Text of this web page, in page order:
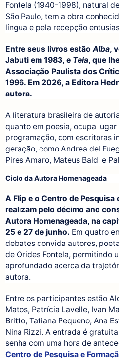
Fontela (1940-1998), natural
São Paulo, tem a obra
língua e pela recepção
Entre seus livros estãoAlba,
Jabuti em 1983, e Teia, que
Associação Paulista dos
1996. Em 2026, a Editora
autora.
A literatura brasileira de
quanto em poesia, ocupa
programação, com escritoras
geração, como Andrea del
Pires Amaro, Mateus Baldi e
Ciclo da Autora Homenageada
A Flip e o Centro de Pesquisa
realizam pelo décimo ano
Autora Homenageada, na
25 e 27 de junho. Em quatro
debates convida autores,
de Orides Fontela, permitindo
aprofundado acerca da
autora.
Entre os participantes estão
Matos, Patrícia Lavelle, Ivan
Britto, Tatiana Pequeno, Ana
Nina Rizzi. A entrada é
senha com uma hora de
Centro de Pesquisa e